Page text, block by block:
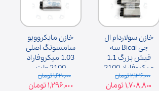
خازن سولاردام ال
جی Bicai سه
فیش بزرگ 1.1
میکروفاراد 2100
ولت۲,۱۳۶,۰۰۰ تومان
۱,۷۰۸,۸۰۰ تومان
خازن مایکروویو
سامسونگ اصلی
1.03 میکروفاراد
2100 ولت
۱,۶۲۰,۰۰۰ تومان
۱,۲۹۶,۰۰۰ تومان